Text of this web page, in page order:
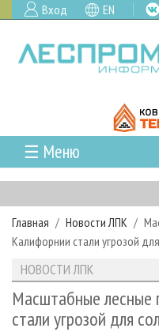
Вход EN
☰ Меню
ГЛАВНАЯ
РУБРИКИ И ТЕМЫ
РУБРИКИ ЖУРНАЛА
ЛЕСОЗАГОТОВКА
ЛЕСОПИЛЕНИЕ
НОВОСТИ
НОВОСТИ ЛПК
НОВОСТИ ЖУРНАЛА
ПРОЕКТЫ ЛПИ
АНАЛИТИКА
ПРЕДПРИЯТИЯ ЛПК
АРХИВ
АРХИВ ЖУРНАЛОВ
О ЖУРНАЛЕ
Главная Новости ЛПК
Калифорнии стали угрозой
НОВОСТИ ЛПК
Масштабные лесные
стали угрозой для